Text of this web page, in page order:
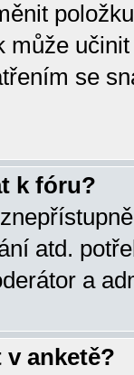
může
se
k fóru?
atd.
a
anketě?